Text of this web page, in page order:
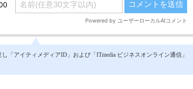
「アイティメディアID」および「ITmedia ビジネスオンライン通信」